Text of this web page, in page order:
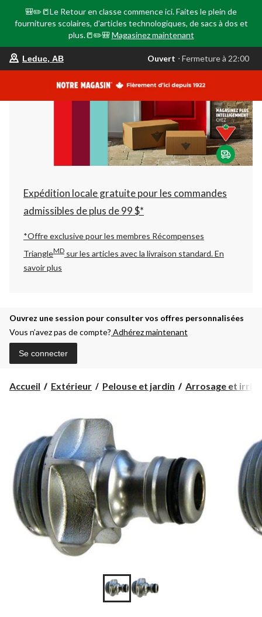
🎒✏️📒Le Retour en classe commence ici. Faites le plein de
fournitures scolaires, d'articles technologiques, de sacs à dos et
plus.📒✏️🎒 Magasinez maintenant
votre
est
AB,
Ouvert,
Fermeture
à
22:00
changer
Leduc, AB Ouvert ⋅ Fermeture à 22:00
Expédition locale gratuite pour les commandes
admissibles de plus de 99 $*
*Offre exclusive pour les membres Récompenses
TriangleMD sur les articles avec la livraison standard.En
savoir plus
Ouvrez une session pour consulter vos offres personnalisées
Vous n’avez pas de compte? Adhérez maintenant
Se connecter
Accueil Extérieur Pelouse et jardin Arrosage et